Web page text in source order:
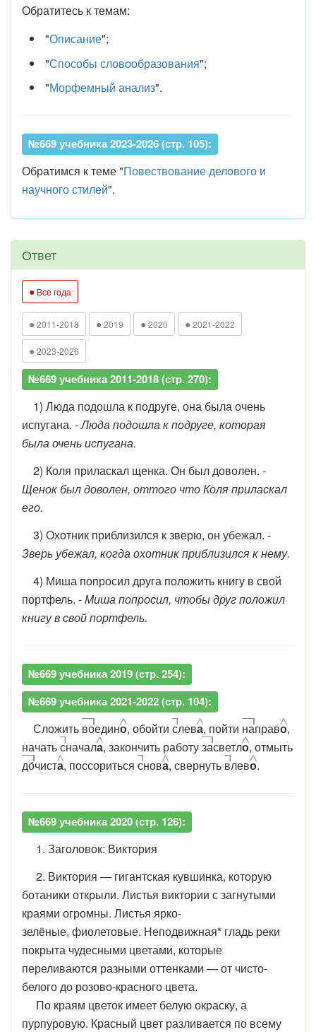
Обратитесь к темам:
"Описание";
"Способы словообразования";
"Морфемный анализ".
№669 учебника 2023-2026 (стр. 105):
Обратимся к теме "Повествование делового и
научного стилей".
Ответ
● Все года
● 2011-2018 ● 2019 ● 2020 ● 2021-2022
● 2023-2026
№669 учебника 2011-2018 (стр. 270):
1) Люда подошла к подруге, она была очень
испугана. -Люда подошла к подруге, которая
была очень испугана.
2) Коля приласкал щенка. Он был доволен. -
Щенок был доволен, оттого что Коля приласкал
его.
3) Охотник приблизился к зверю, он убежал. -
Зверь убежал, когда охотник приблизился к нему.
4) Миша попросил друга положить книгу в свой
портфель. -Миша попросил, чтобы друг положил
книгу в свой портфель.
№669 учебника 2019 (стр. 254):
№669 учебника 2021-2022 (стр. 104):
Сложить воедино, обойти слева, пойти направо,
начатьсначала, закончить работузасветло, отмыть
до́чиста, поссориться снова, свернуть влево.
№669 учебника 2020 (стр. 126):
1. Заголовок: Виктория
2. Виктория — гигантская кувшинка, которую
ботаники открыли. Листья виктории с загнутыми
краями огромны. Листья ярко-
зелёные, фиолетовые. Неподвижная* гладь реки
покрыта чудесными цветами, которые
переливаются разными оттенками — от чисто-
белого до розово-красного цвета.
По краям цветок имеет белую окраску, а
пурпуровую. Красный цвет разливается по всему